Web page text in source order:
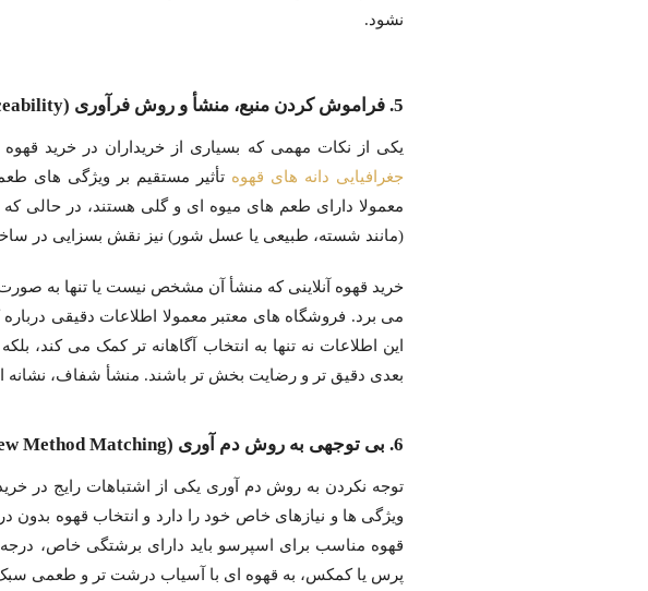
نشود.
5. فراموش کردن منبع، منشأ و روش فرآوری (Origin & Traceability)
یکی از نکات مهمی که بسیاری از خریداران در خرید
جغرافیایی دانه های قهوه تأثیر مستقیم بر ویژگی های
معمولا دارای طعم های میوه ای و گلی هستند، در حالی
(مانند شسته، طبیعی یا عسل‌ شور) نیز نقش بسزایی در
می برد. فروشگاه های معتبر معمولا اطلاعات دقیقی
این اطلاعات نه تنها به انتخاب آگاهانه تر کمک می کند،
بعدی دقیق تر و رضایت بخش تر باشند. منشأ شفاف، نشانه
6. بی توجهی به روش دم آوری (Brew Method Matching)
توجه نکردن به روش دم آوری یکی از اشتباهات رایج در
ویژگی ها و نیازهای خاص خود را دارد و انتخاب قهوه
قهوه مناسب برای اسپرسو باید دارای برشتگی خاص،
پرس یا کمکس، به قهوه ای با آسیاب درشت تر و طعمی سبک